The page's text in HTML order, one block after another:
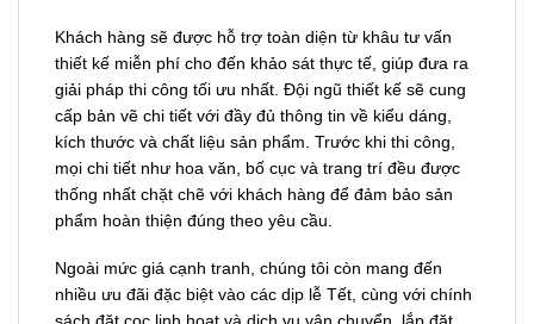
Khách hàng sẽ được hỗ trợ toàn diện từ khâu tư vấn
thiết kế miễn phí cho đến khảo sát thực tế, giúp đưa ra
giải pháp thi công tối ưu nhất. Đội ngũ thiết kế sẽ cung
cấp bản vẽ chi tiết với đầy đủ thông tin về kiểu dáng,
kích thước và chất liệu sản phẩm. Trước khi thi công,
mọi chi tiết như hoa văn, bố cục và trang trí đều được
thống nhất chặt chẽ với khách hàng để đảm bảo sản
phẩm hoàn thiện đúng theo yêu cầu.
Ngoài mức giá cạnh tranh, chúng tôi còn mang đến
nhiều ưu đãi đặc biệt vào các dịp lễ Tết, cùng với chính